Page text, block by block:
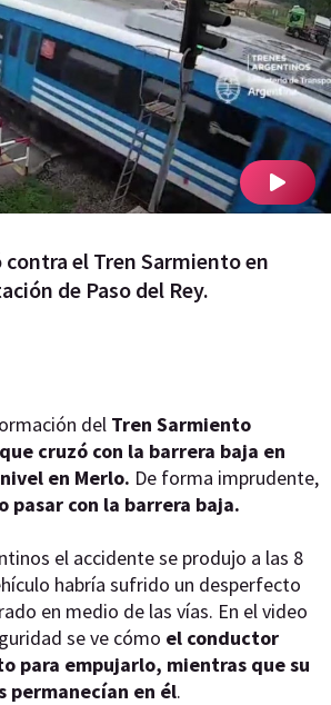
el Tren Sarmiento en
de Paso del Rey.
del Tren Sarmiento
cruzó con la barrera baja en
en Merlo. De forma imprudente,
pasar con la barrera baja.
el accidente se produjo a las 8
habría sufrido un desperfecto
en medio de las vías. En el video
se ve cómo el conductor
para empujarlo, mientras que su
permanecían en él.